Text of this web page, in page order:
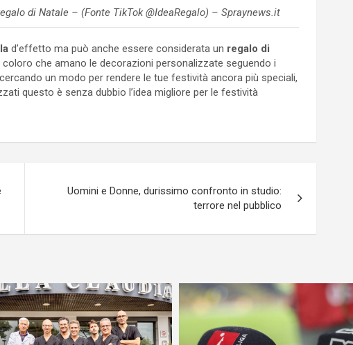
di Natale – (Fonte TikTok @IdeaRegalo) – Spraynews.it
d’effetto ma può anche essere considerata un regalo di
che amano le decorazioni personalizzate seguendo i
un modo per rendere le tue festività ancora più speciali,
questo è senza dubbio l’idea migliore per le festività
Uomini e Donne, durissimo confronto in studio:
terrore nel pubblico